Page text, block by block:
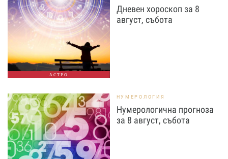
АСТРО
Дневен хороскоп за 8
август, събота
НУМЕРОЛОГИЯ
Нумерологична прогноза
за 8 август, събота